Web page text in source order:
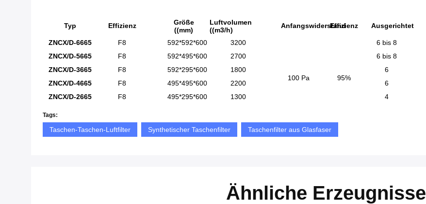
Typ Effizienz
Größe
((mm)
Luftvolumen
((m3/h)
Anfangswiderstand
Effizienz Ausgerichtet
ZNCX/D-6665 F8 592*592*600 3200
100 Pa 95%
6 bis 8
ZNCX/D-5665
F8 592*495*600 2700
6 bis 8
ZNCX/D-3665
F8 592*295*600 1800
6
ZNCX/D-4665
F8 495*495*600 2200
6
ZNCX/D-2665
F8 495*295*600 1300 4
Tags:
Taschen-Taschen-Luftfilter Synthetischer Taschenfilter Taschenfilter aus Glasfaser
Ähnliche Erzeugnisse